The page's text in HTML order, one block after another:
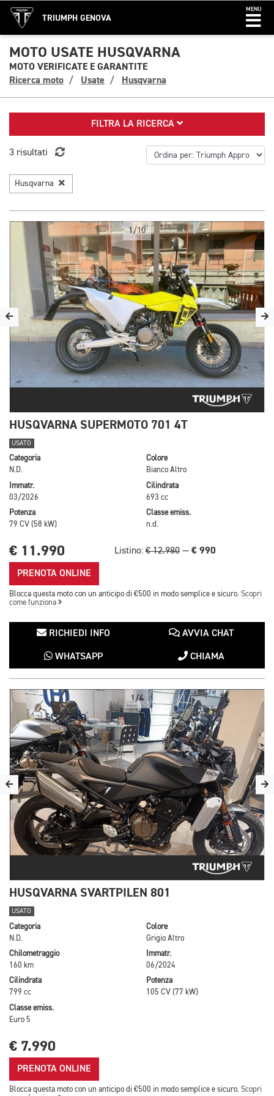
TRIUMPH GENOVA
MENU
MOTO USATE HUSQVARNA
MOTO VERIFICATE E GARANTITE
Ricerca moto
Usate Husqvarna
FILTRA LA RICERCA
3 risultati
Husqvarna
1/10
HUSQVARNA SUPERMOTO 701 4T
USATO
Categoria
N.D.
Colore
Bianco Altro
Immatr.
03/2026
Cilindrata
693 cc
Potenza
79 CV (58 kW)
Classe emiss.
n.d.
€ 11.990 Listino:€ 12.980 — € 990
PRENOTA ONLINE
Blocca questa moto con un anticipo di €500 in modo semplice e sicuro. Scopri
come funziona
RICHIEDI INFO AVVIA CHAT
WHATSAPP CHIAMA
1/4
HUSQVARNA SVARTPILEN 801
USATO
Categoria
N.D.
Colore
Grigio Altro
Chilometraggio
160 km
Immatr.
06/2024
Cilindrata
799 cc
Potenza
105 CV (77 kW)
Classe emiss.
Euro 5
€ 7.990
PRENOTA ONLINE
Blocca questa moto con un anticipo di €500 in modo semplice e sicuro. Scopri